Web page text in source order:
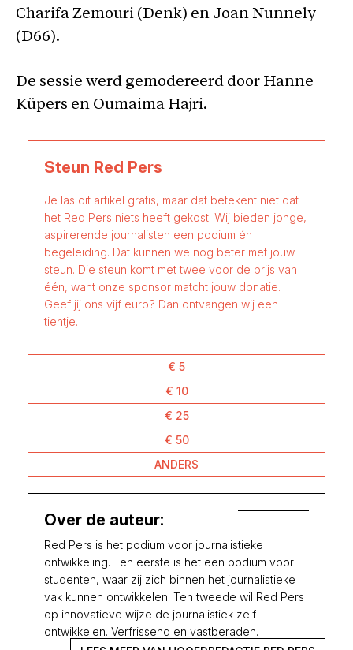
Charifa Zemouri (Denk) en Joan Nunnely
(D66).
De sessie werd gemodereerd door Hanne
Küpers en Oumaima Hajri.
Steun Red Pers
Je las dit artikel gratis, maar dat betekent niet dat
het Red Pers niets heeft gekost. Wij bieden jonge,
aspirerende journalisten een podium én
begeleiding. Dat kunnen we nog beter met jouw
steun. Die steun komt met twee voor de prijs van
één, want onze sponsor matcht jouw donatie.
Geef jij ons vijf euro? Dan ontvangen wij een
tientje.
€ 5
€ 10
€ 25
€ 50
ANDERS
Over de auteur:
Red Pers is het podium voor journalistieke
ontwikkeling. Ten eerste is het een podium voor
studenten, waar zij zich binnen het journalistieke
vak kunnen ontwikkelen. Ten tweede wil Red Pers
op innovatieve wijze de journalistiek zelf
ontwikkelen. Verfrissend en vastberaden.